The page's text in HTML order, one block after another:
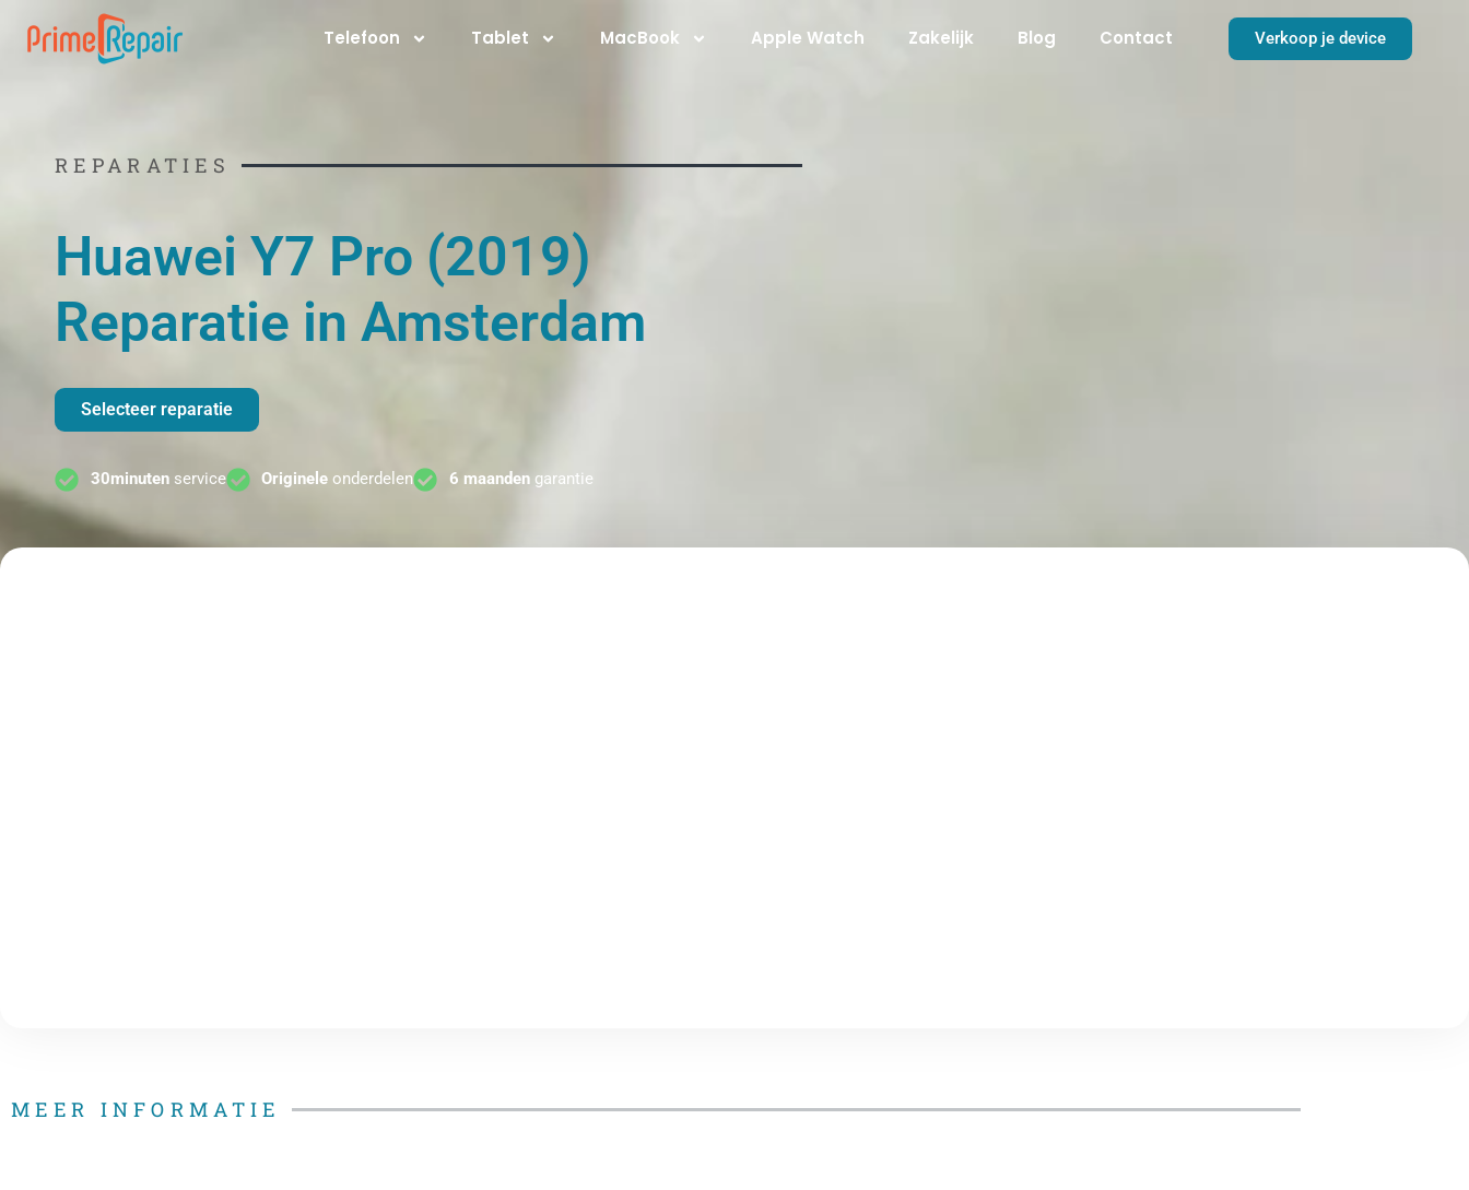
naar
Telefoon Tablet MacBook Apple Watch Zakelijk Blog Contact Verkoop je device
REPARATIES
Huawei Y7 Pro (2019)
Reparatie in Amsterdam
Selecteer reparatie
30minutenservice Originele onderdelen 6 maandengarantie
MEER INFORMATIE